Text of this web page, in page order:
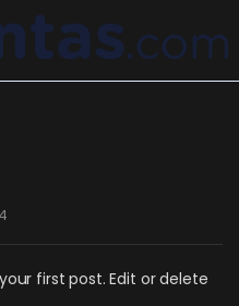
first post. Edit or delete